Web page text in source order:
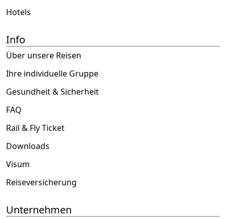
Hotels
Info
Über unsere Reisen
Ihre individuelle Gruppe
Gesundheit & Sicherheit
FAQ
Rail & Fly Ticket
Downloads
Visum
Reiseversicherung
Unternehmen